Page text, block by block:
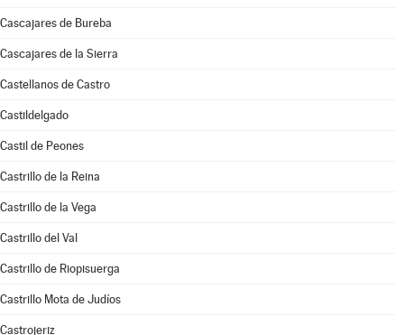
Cascajares de Bureba
Cascajares de la Sierra
Castellanos de Castro
Castildelgado
Castil de Peones
Castrillo de la Reina
Castrillo de la Vega
Castrillo del Val
Castrillo de Riopisuerga
Castrillo Mota de Judíos
Castrojeriz